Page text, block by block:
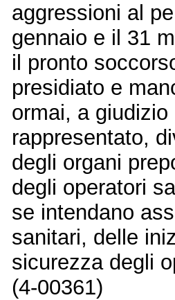
aggressioni al
gennaio e il 31
il pronto
presidiato e
ormai, a
rappresentato,
degli organi
degli operatori
se intendano
sanitari, delle
sicurezza degli
(4-00361)